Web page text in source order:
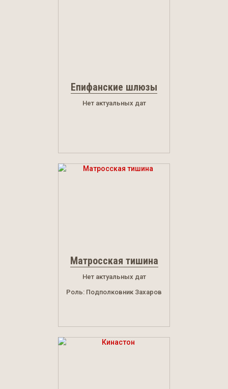
Епифанские шлюзы
Нет актуальных дат
Матросская тишина
Нет актуальных дат
Роль: Подполковник Захаров